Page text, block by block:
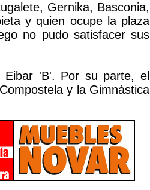
Gernika, Basconia,
y quien ocupe la plaza
no pudo satisfacer sus
'B'. Por su parte, el
y la Gimnástica